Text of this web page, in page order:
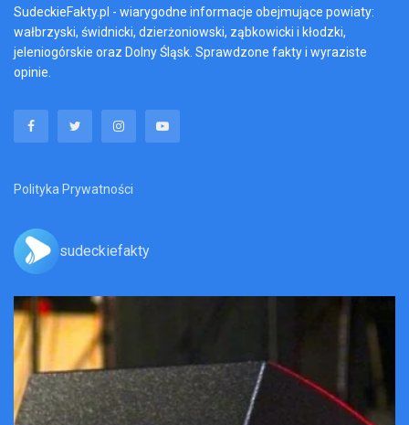
SudeckieFakty.pl - wiarygodne informacje obejmujące powiaty:
wałbrzyski, świdnicki, dzierżoniowski, ząbkowicki i kłodzki,
jeleniogórskie oraz Dolny Śląsk. Sprawdzone fakty i wyraziste
opinie.
Polityka Prywatności
sudeckiefakty